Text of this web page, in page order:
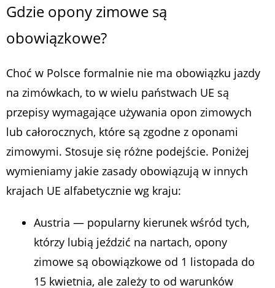
Gdzie opony zimowe są
obowiązkowe?
Choć w Polsce formalnie nie ma obowiązku jazdy
na zimówkach, to w wielu państwach UE są
przepisy wymagające używania opon zimowych
lub całorocznych, które są zgodne z oponami
zimowymi. Stosuje się różne podejście. Poniżej
wymieniamy jakie zasady obowiązują w innych
krajach UE alfabetycznie wg kraju:
Austria — popularny kierunek wśród tych,
którzy lubią jeździć na nartach, opony
zimowe są obowiązkowe od 1 listopada do
15 kwietnia, ale zależy to od warunków